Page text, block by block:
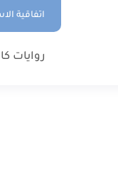
اتفاقية
روايات